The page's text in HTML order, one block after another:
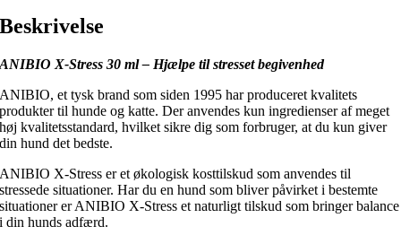
Beskrivelse
ANIBIO X-Stress 30 ml – Hjælpe til stresset begivenhed
ANIBIO, et tysk brand som siden 1995 har produceret kvalitets
produkter til hunde og katte. Der anvendes kun ingredienser af meget
høj kvalitetsstandard, hvilket sikre dig som forbruger, at du kun giver
din hund det bedste.
ANIBIO X-Stress er et økologisk kosttilskud som anvendes til
stressede situationer. Har du en hund som bliver påvirket i bestemte
situationer er ANIBIO X-Stress et naturligt tilskud som bringer balance
i din hunds adfærd.